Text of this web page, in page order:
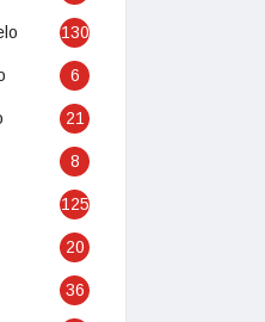
130
6
21
8
125
20
36